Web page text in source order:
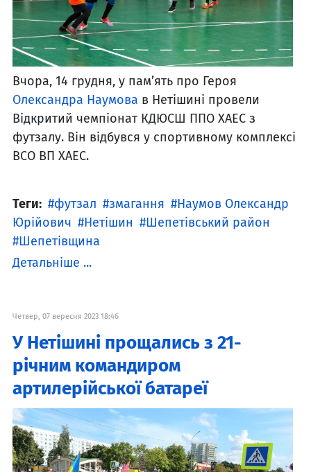
Вчора, 14 грудня, у памʼять про Героя
Олександра Наумова в Нетішині провели
Відкритий чемпіонат КДЮСШ ППО ХАЕС з
футзалу. Він відбувся у спортивному комплексі
ВСО ВП ХАЕС.
Теги: футзал змагання
Наумов Олександр
Юрійович
Нетішин
Шепетівський район
Шепетівщина
Детальніше ...
Четвер, 07 вересня 2023 18:46
У Нетішині прощались з 21-
річним командиром
артилерійської батареї